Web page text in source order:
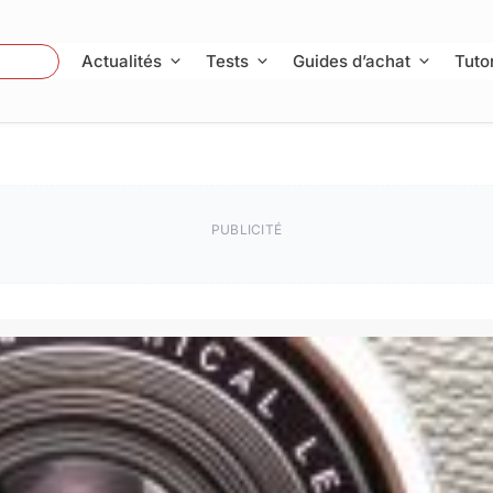
Actualités Tests Guides d’achat
PUBLICITÉ